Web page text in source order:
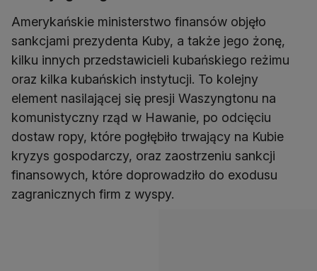
Amerykańskie ministerstwo finansów objęło
sankcjami prezydenta Kuby, a także jego żonę,
kilku innych przedstawicieli kubańskiego reżimu
oraz kilka kubańskich instytucji. To kolejny
element nasilającej się presji Waszyngtonu na
komunistyczny rząd w Hawanie, po odcięciu
dostaw ropy, które pogłębiło trwający na Kubie
kryzys gospodarczy, oraz zaostrzeniu sankcji
finansowych, które doprowadziło do exodusu
zagranicznych firm z wyspy.